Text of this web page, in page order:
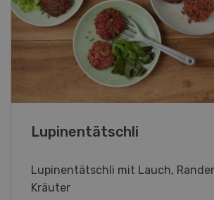
Frühlingsrollen
Frühlingsrollen mit Poulet